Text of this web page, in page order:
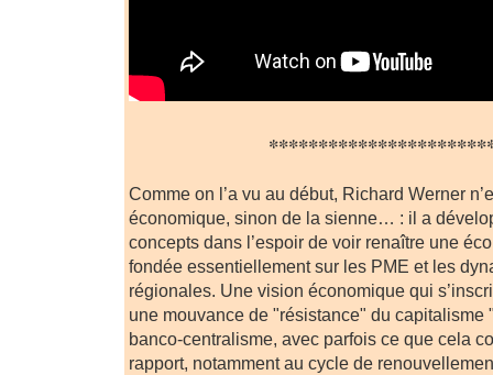
Comme on l’a vu au début, Richard Werner
économique, sinon de la sienne… : il a
concepts dans l’espoir de voir renaître une
fondée essentiellement sur les PME et les
régionales. Une vision économique qui
une mouvance de "résistance" du capitalisme
banco-centralisme, avec parfois ce que cela
rapport, notamment au cycle de